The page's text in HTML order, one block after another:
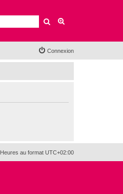
Rechercher
Connexion
Heures au format UTC+02:00